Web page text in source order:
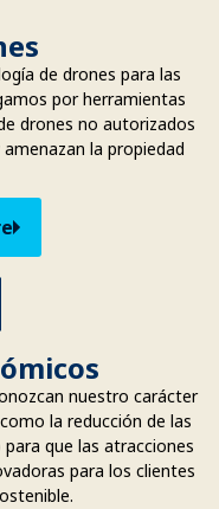
de drones para las
por herramientas
drones no autorizados
la propiedad
nuestro carácter
la reducción de las
que las atracciones
para los clientes